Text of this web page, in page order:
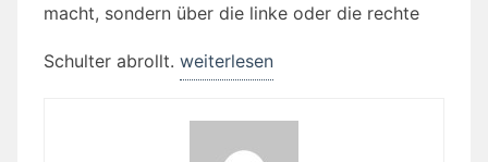
macht, sondern über die linke oder die rechte
Schulter abrollt. „Hobby:
weiterlesen